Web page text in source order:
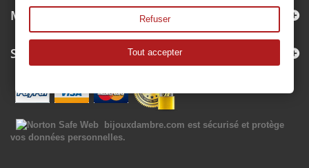
My account
Store Information
bijouxdambre.com est sécurisé et protège
vos données personnelles.
Refuser
Tout accepter